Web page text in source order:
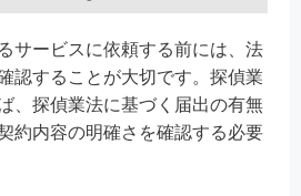
サービスに依頼する前には、法
認することが大切です。探偵業
、探偵業法に基づく届出の有無
約内容の明確さを確認する必要